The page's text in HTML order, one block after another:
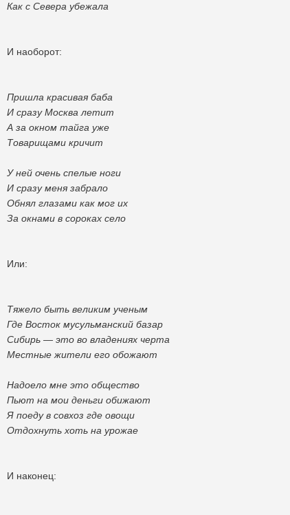
Как с Севера убежала
И наоборот:
Пришла красивая баба
И сразу Москва летит
А за окном тайга уже
Товарищами кричит
У ней очень спелые ноги
И сразу меня забрало
Обнял глазами как мог их
За окнами в сороках село
Или:
Тяжело быть великим ученым
Где Восток мусульманский базар
Сибирь — это во владениях черта
Местные жители его обожают
Надоело мне это общество
Пьют на мои деньги обижают
Я поеду в совхоз где овощи
Отдохнуть хоть на урожае
И наконец: